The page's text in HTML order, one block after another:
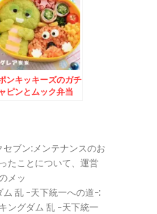
ンキッキーズのガチ
ャピンとムック弁当
セブン:メンテナンスのお
たことについて、運営
メッ
ム 乱 -天下統一への道-:
ングダム 乱 -天下統一